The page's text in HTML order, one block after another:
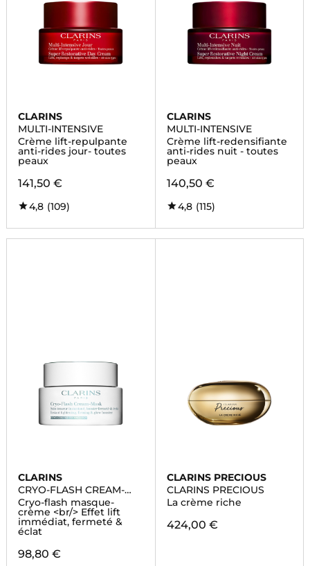
CLARINS
MULTI-INTENSIVE
Crème lift-repulpante
anti-rides jour- toutes
peaux
141,50 €
4,8 (109)
CLARINS
MULTI-INTENSIVE
Crème lift-redensifiante
anti-rides nuit - toutes
peaux
140,50 €
4,8 (115)
CLARINS
CRYO-FLASH CREAM-
MASK
Cryo-flash masque-
crème <br/> Effet lift
immédiat, fermeté &
éclat
98,80 €
CLARINS PRECIOUS
CLARINS PRECIOUS
La crème riche
424,00 €